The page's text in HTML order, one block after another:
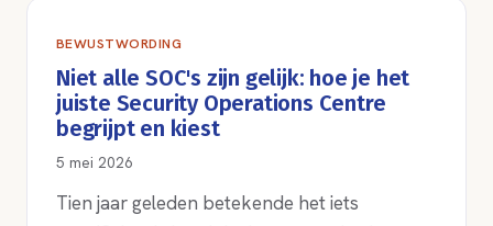
BEWUSTWORDING
Niet alle SOC's zijn gelijk: hoe je het
juiste Security Operations Centre
begrijpt en kiest
5 mei 2026
Tien jaar geleden betekende het iets